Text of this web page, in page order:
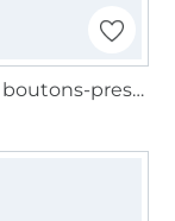
Ruban à boutons-pression au mètre, blanc écru